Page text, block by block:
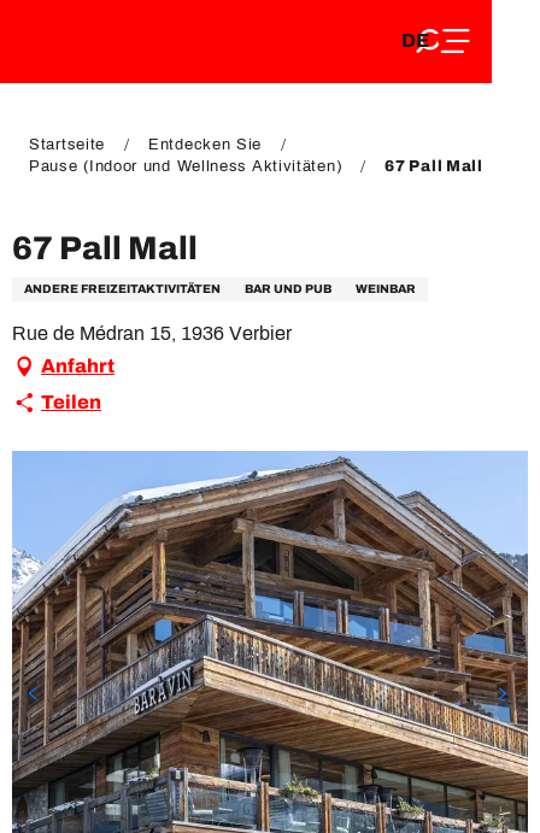
EN
DE
FR
Startseite
Entdecken Sie
Pause (Indoor und Wellness Aktivitäten)
67 Pall Mall
67 Pall Mall
ANDERE FREIZEITAKTIVITÄTEN BAR UND PUB WEINBAR
Rue de Médran 15, 1936 Verbier
Anfahrt
Teilen